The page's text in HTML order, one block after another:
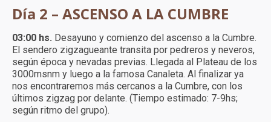
Día 2 – ASCENSO A LA CUMBRE
03:00 hs. Desayuno y comienzo del ascenso a la Cumbre.
El sendero zigzagueante transita por pedreros y neveros,
según época y nevadas previas. Llegada al Plateau de los
3000msnm y luego a la famosa Canaleta. Al finalizar ya
nos encontraremos más cercanos a la Cumbre, con los
últimos zigzag por delante. (Tiempo estimado: 7-9hs;
según ritmo del grupo).